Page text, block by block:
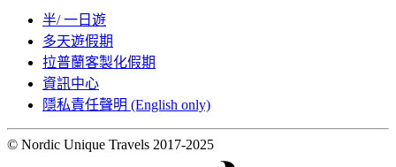
半/ 一日遊
多天遊假期
拉普蘭客製化假期
資訊中心
隱私責任聲明 (English only)
© Nordic Unique Travels 2017-2025